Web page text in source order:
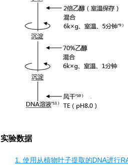
实验数据
1. 使用从植物叶子提取的DNA进行